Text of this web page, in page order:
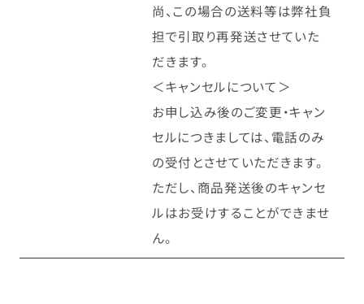
尚、この場合の送料等は弊社負
担で引取り再発送させていた
だきます。
＜キャンセルについて＞
お申し込み後のご変更・キャン
セルにつきましては、電話のみ
の受付とさせていただきます。
ただし、商品発送後のキャンセ
ルはお受けすることができませ
ん。